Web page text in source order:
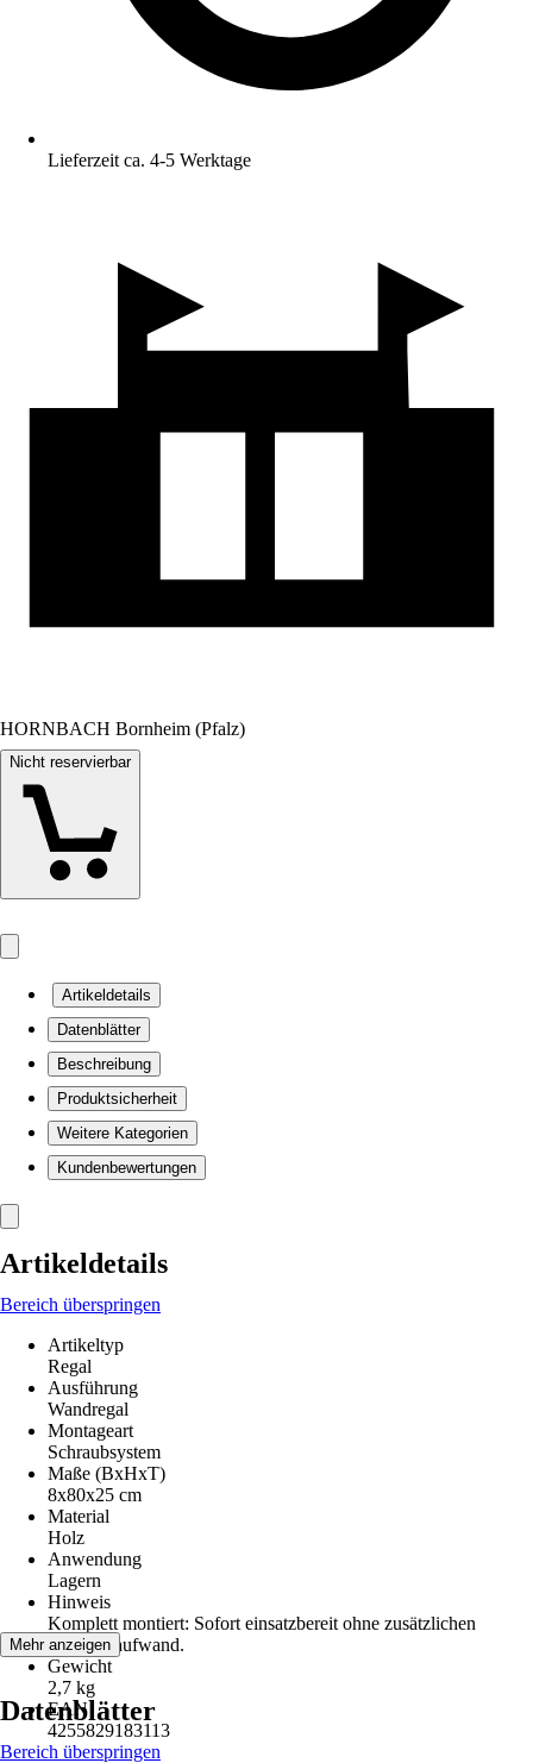
Lieferzeit ca. 4-5 Werktage
HORNBACH Bornheim (Pfalz)
Nicht reservierbar
Artikeldetails
Datenblätter
Beschreibung
Produktsicherheit
Weitere Kategorien
Kundenbewertungen
Artikeldetails
Bereich überspringen
Artikeltyp
Regal
Ausführung
Wandregal
Montageart
Schraubsystem
Maße (BxHxT)
8x80x25 cm
Material
Holz
Anwendung
Lagern
Hinweis
Komplett montiert: Sofort einsatzbereit ohne zusätzlichen
Montageaufwand.
Gewicht
2,7 kg
EAN
4255829183113
Mehr anzeigen
Datenblätter
Bereich überspringen